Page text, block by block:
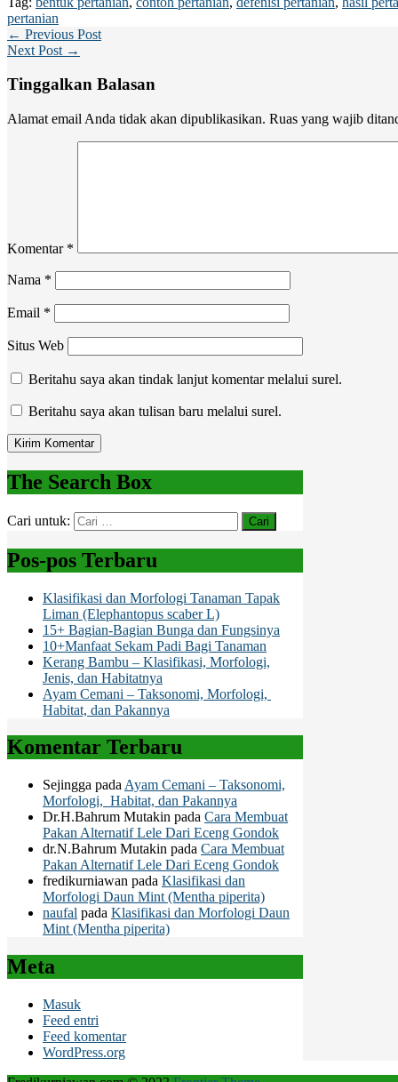
pertanian
← Previous Post
Next Post →
Tinggalkan Balasan
Alamat email Anda tidak akan dipublikasikan. Ruas yang wajib
Komentar *
Nama *
Email *
Situs Web
Beritahu saya akan tindak lanjut komentar melalui surel.
Beritahu saya akan tulisan baru melalui surel.
The Search Box
Cari untuk:
Pos-pos Terbaru
Klasifikasi dan Morfologi Tanaman Tapak
Liman (Elephantopus scaber L)
15+ Bagian-Bagian Bunga dan Fungsinya
10+Manfaat Sekam Padi Bagi Tanaman
Kerang Bambu – Klasifikasi, Morfologi,
Jenis, dan Habitatnya
Ayam Cemani – Taksonomi, Morfologi,
Habitat, dan Pakannya
Komentar Terbaru
Sejingga pada Ayam Cemani – Taksonomi,
Morfologi, Habitat, dan Pakannya
Dr.H.Bahrum Mutakin pada Cara Membuat
Pakan Alternatif Lele Dari Eceng Gondok
dr.N.Bahrum Mutakin pada Cara Membuat
Pakan Alternatif Lele Dari Eceng Gondok
fredikurniawan pada Klasifikasi dan
Morfologi Daun Mint (Mentha piperita)
naufal pada Klasifikasi dan Morfologi Daun
Mint (Mentha piperita)
Meta
Masuk
Feed entri
Feed komentar
WordPress.org